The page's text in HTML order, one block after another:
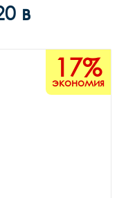
в
17%
экономия